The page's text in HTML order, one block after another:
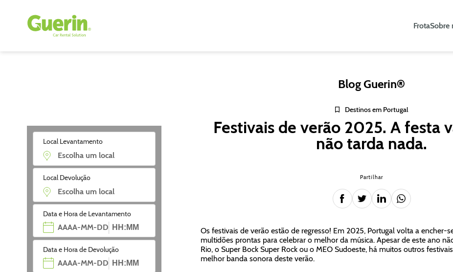
FrotaSobre
Local Levantamento
Local Devolução
Data e Hora de Levantamento
Data e Hora de Devolução
Blog Guerin®
Destinos em Portugal
Festivais de verão 2025. A festa
não tarda nada.
Partilhar
Os festivais de verão estão de regresso! Em 2025, Portugal volta a encher-
multidões prontas para celebrar o melhor da música. Apesar de este ano
Rio, o Super Bock Super Rock ou o MEO Sudoeste, há muitos outros
melhor banda sonora deste verão.